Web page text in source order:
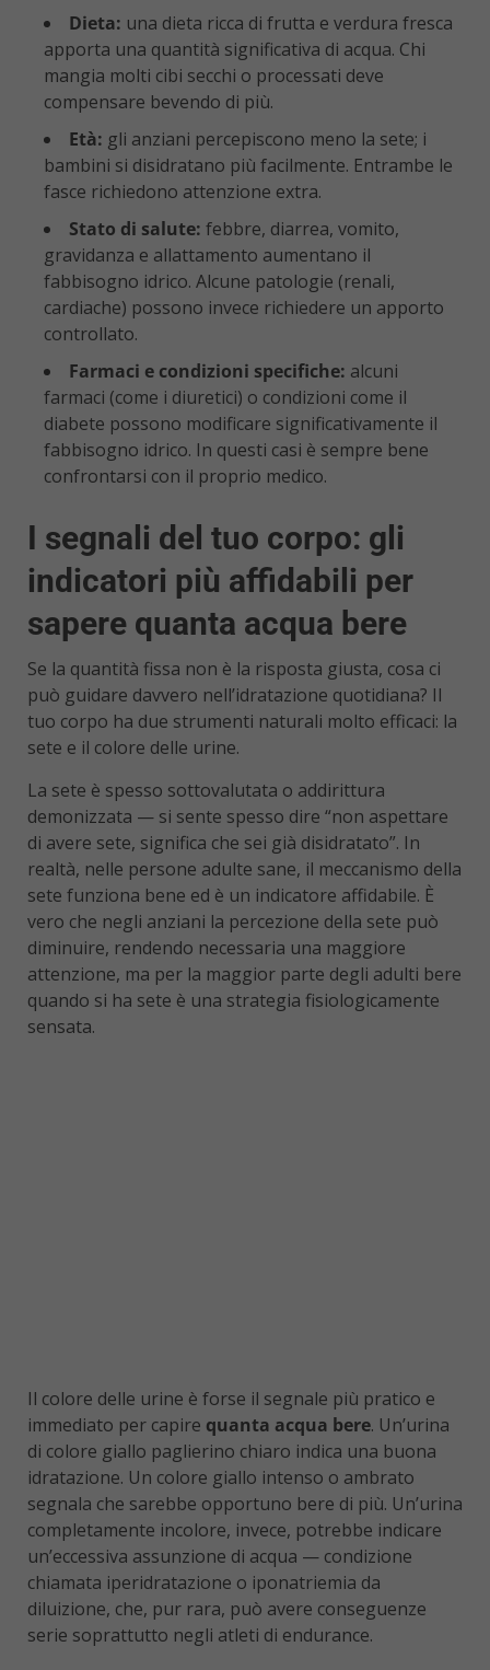
Dieta: una dieta ricca di frutta e verdura fresca
apporta una quantità significativa di acqua. Chi
mangia molti cibi secchi o processati deve
compensare bevendo di più.
Età: gli anziani percepiscono meno la sete; i
bambini si disidratano più facilmente. Entrambe le
fasce richiedono attenzione extra.
Stato di salute: febbre, diarrea, vomito,
gravidanza e allattamento aumentano il
fabbisogno idrico. Alcune patologie (renali,
cardiache) possono invece richiedere un apporto
controllato.
Farmaci e condizioni specifiche: alcuni
farmaci (come i diuretici) o condizioni come il
diabete possono modificare significativamente il
fabbisogno idrico. In questi casi è sempre bene
confrontarsi con il proprio medico.
I segnali del tuo corpo: gli
indicatori più affidabili per
sapere quanta acqua bere
Se la quantità fissa non è la risposta giusta, cosa ci
può guidare davvero nell’idratazione quotidiana? Il
tuo corpo ha due strumenti naturali molto efficaci: la
sete e il colore delle urine.
La sete è spesso sottovalutata o addirittura
demonizzata — si sente spesso dire “non aspettare
di avere sete, significa che sei già disidratato”. In
realtà, nelle persone adulte sane, il meccanismo della
sete funziona bene ed è un indicatore affidabile. È
vero che negli anziani la percezione della sete può
diminuire, rendendo necessaria una maggiore
attenzione, ma per la maggior parte degli adulti bere
quando si ha sete è una strategia fisiologicamente
sensata.
Il colore delle urine è forse il segnale più pratico e
immediato per capire quanta acqua bere. Un’urina
di colore giallo paglierino chiaro indica una buona
idratazione. Un colore giallo intenso o ambrato
segnala che sarebbe opportuno bere di più. Un’urina
completamente incolore, invece, potrebbe indicare
un’eccessiva assunzione di acqua — condizione
chiamata iperidratazione o iponatriemia da
diluizione, che, pur rara, può avere conseguenze
serie soprattutto negli atleti di endurance.